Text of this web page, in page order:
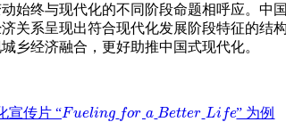
始终与现代化的不同阶段命题相呼应。
关系呈现出符合现代化发展阶段特征的
乡经济融合，更好助推中国式现代化。
宣传片 “Fueling
Fueling for
for a
a Better
Better Li fe
Lif e ” 为例